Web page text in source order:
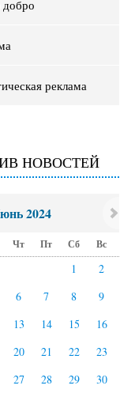
реклама
НОВОСТЕЙ
2024
Чт Пт Сб Вс
1
2
6 7 8
9
13 14 15
16
20 21 22
23
27 28 29 30